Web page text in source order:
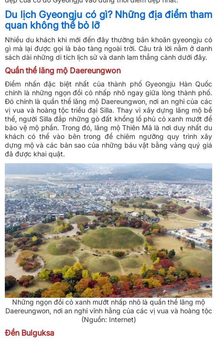
Du lịch Gyeongju có gì? Những địa điểm tham
quan không thể bỏ lỡ
Nhiều du khách khi mới đến đây thường băn khoăn gyeongju có
gì mà lại được gọi là bảo tàng ngoài trời. Câu trả lời nằm ở danh
sách dài những di tích lịch sử và danh lam thắng cảnh dưới đây.
Quần thể lăng mộ Daereungwon
Điểm nhấn đặc biệt nhất của thành phố Gyeongju Hàn Quốc
chính là những ngọn đồi cỏ nhấp nhô ngay giữa lòng thành phố.
Đó chính là quần thể lăng mộ Daereungwon, nơi an nghỉ của các
vị vua và hoàng tộc triều đại Silla. Thay vì xây dựng lăng mộ bề
thế, người Silla đắp những gò đất khổng lồ phủ cỏ xanh mướt để
bảo vệ mộ phần. Trong đó, lăng mộ Thiên Mã là nơi duy nhất du
khách có thể vào bên trong để chiêm ngưỡng quy trình xây
dựng mộ và các bản sao của những báu vật bằng vàng quý giá
đã được khai quật.
Những ngọn đồi cỏ xanh mướt nhấp nhô là quần thể lăng mộ
Daereungwon, nơi an nghỉ vĩnh hằng của các vị vua và hoàng tộc
(Nguồn: Internet)
Đền Bulguksa